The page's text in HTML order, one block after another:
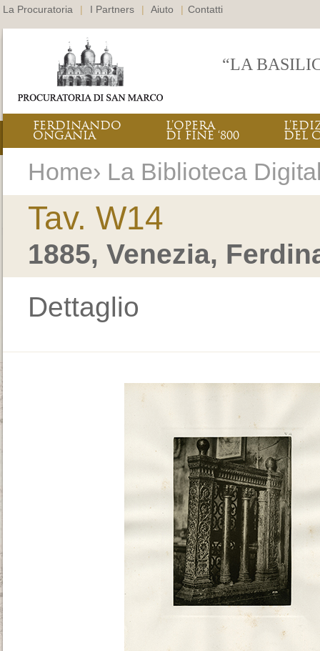
La Procuratoria | I Partners | Aiuto | Contatti
“LA
FERDINANDO
ONGANIA
L’OPERA
DI FINE ‘800 DEL
Home› La Biblioteca
Tav. W14
1885, Venezia,
Dettaglio